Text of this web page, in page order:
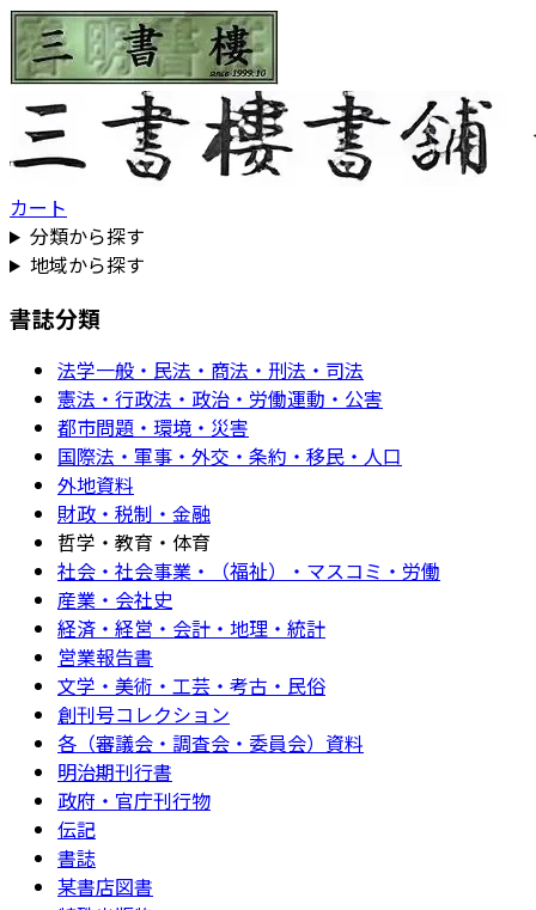
カート
分類から探す
地域から探す
書誌分類
法学一般・民法・商法・刑法・司法
憲法・行政法・政治・労働運動・公害
都市問題・環境・災害
国際法・軍事・外交・条約・移民・人口
外地資料
財政・税制・金融
哲学・教育・体育
社会・社会事業・（福祉）・マスコミ・労働
産業・会社史
経済・経営・会計・地理・統計
営業報告書
文学・美術・工芸・考古・民俗
創刊号コレクション
各（審議会・調査会・委員会）資料
明治期刊行書
政府・官庁刊行物
伝記
書誌
某書店図書